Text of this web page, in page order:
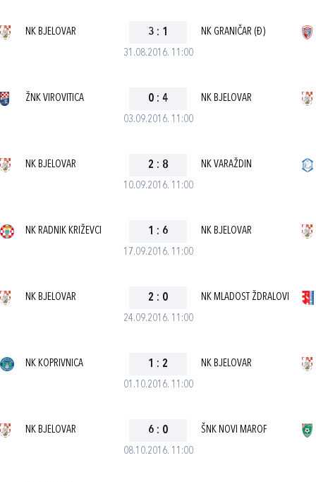
31.08.2016. 11:00
NK BJELOVAR 3 : 1 NK GRANIČAR (Đ)
03.09.2016. 11:00
ŽNK VIROVITICA 0 : 4 NK BJELOVAR
10.09.2016. 11:00
NK BJELOVAR 2 : 8 NK VARAŽDIN
17.09.2016. 11:00
NK RADNIK KRIŽEVCI 1 : 6 NK BJELOVAR
24.09.2016. 11:00
NK BJELOVAR 2 : 0 NK MLADOST ŽDRALOVI
01.10.2016. 11:00
NK KOPRIVNICA 1 : 2 NK BJELOVAR
08.10.2016. 11:00
NK BJELOVAR 6 : 0 ŠNK NOVI MAROF